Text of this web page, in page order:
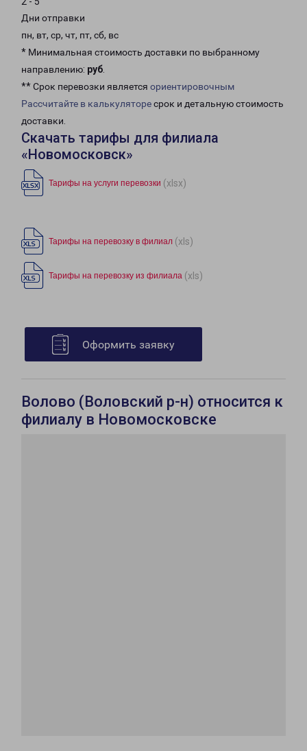
Дни отправки
пн, вт, ср, чт, пт, сб, вс
* Минимальная стоимость доставки по выбранному
направлению: руб.
** Срок перевозки является ориентировочным
Рассчитайте в калькуляторесрок и детальную стоимость
доставки.
Скачать тарифы для филиала
«Новомосковск»
Тарифы на услуги перевозки (xlsx)
Тарифы на перевозку в филиал (xls)
Тарифы на перевозку из филиала (xls)
Оформить заявку
Волово (Воловский р-н) относится к
филиалу в Новомосковске